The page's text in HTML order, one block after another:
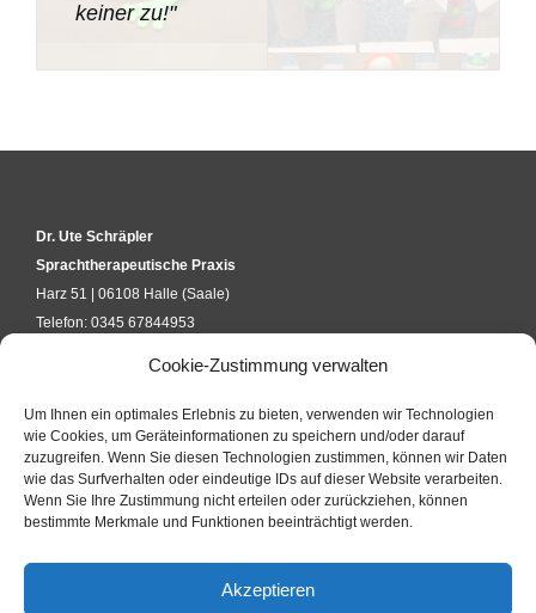
Cookie-Zustimmung verwalten
Um Ihnen ein optimales Erlebnis zu bieten, verwenden wir Technologien
wie Cookies, um Geräteinformationen zu speichern und/oder darauf
zuzugreifen. Wenn Sie diesen Technologien zustimmen, können wir Daten
wie das Surfverhalten oder eindeutige IDs auf dieser Website verarbeiten.
Wenn Sie Ihre Zustimmung nicht erteilen oder zurückziehen, können
bestimmte Merkmale und Funktionen beeinträchtigt werden.
Akzeptieren
keiner zu!"
Dr. Ute Schräpler
Sprachtherapeutische Praxis
Harz 51 | 06108 Halle (Saale)
Telefon: 0345 67844953
KURSANFRAGE
KONTAKTFORMULAR